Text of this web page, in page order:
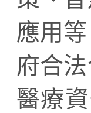
應用
府合
醫療